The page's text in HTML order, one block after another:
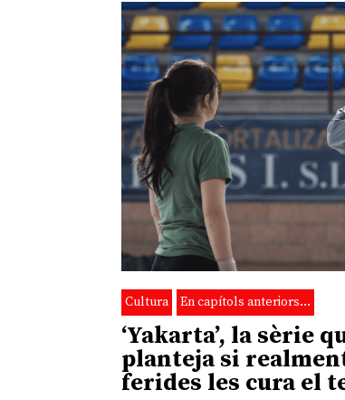
Cultura En capítols anteriors…
‘Yakarta’, la sèrie
planteja si
ferides les cura el